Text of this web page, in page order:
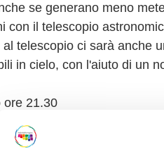
se generano meno
con il telescopio
telescopio ci sarà anche
in cielo, con l'aiuto di un
ore 21.30
Intero 15,00 € •
Parco della Pieve di